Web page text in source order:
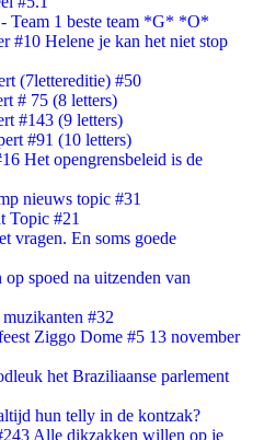
Team 1 beste team *G* *O*
#10 Helene je kan het niet stop
(7lettereditie) #50
# 75 (8 letters)
#143 (9 letters)
#91 (10 letters)
Het opengrensbeleid is de
nieuws topic #31
Topic #21
vragen. En soms goede
spoed na uitzenden van
#32
Ziggo Dome #5 13 november
het Braziliaanse parlement
hun telly in de kontzak?
Alle dikzakken willen op je